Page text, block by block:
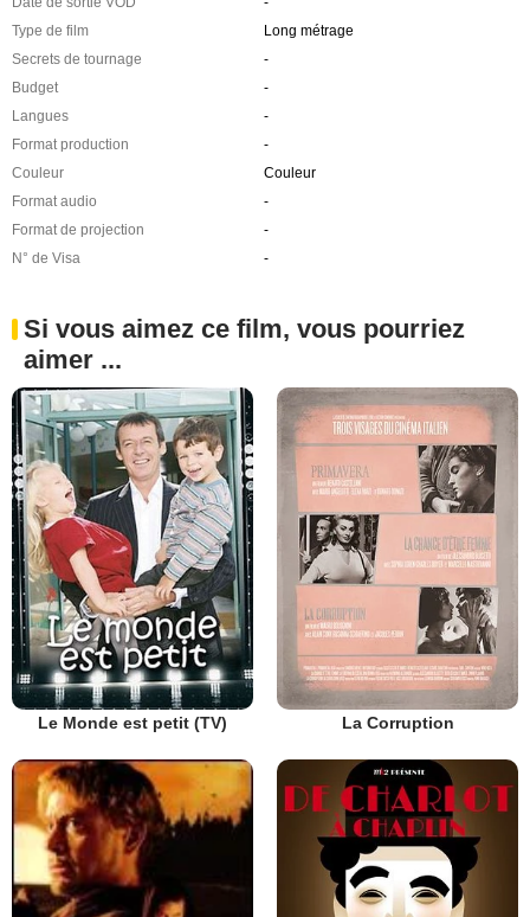
Type de film
Long métrage
Secrets de tournage
-
Budget
-
Langues
-
Format production
-
Couleur
Couleur
Format audio
-
Format de projection
-
N° de Visa
-
Si vous aimez ce film, vous pourriez
aimer ...
Le Monde est petit (TV) La Corruption